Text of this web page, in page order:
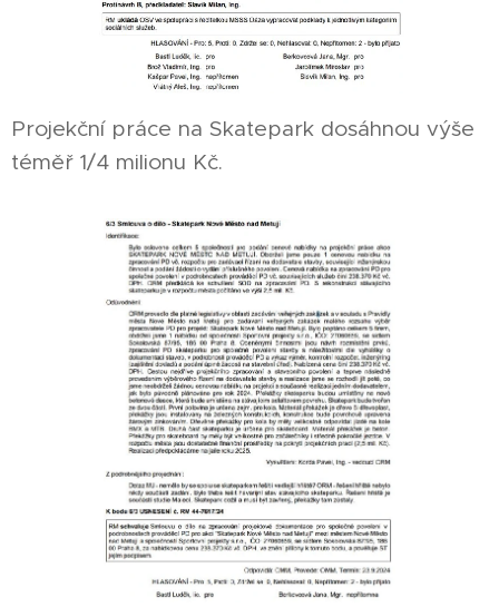
Projekční práce na Skatepark dosáhnou výše
téměř 1/4 milionu Kč.